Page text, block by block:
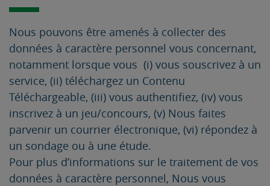
Nous pouvons être amenés à collecter des
données à caractère personnel vous concernant,
notamment lorsque vous (i) vous souscrivez à un
service, (ii) téléchargez un Contenu
Téléchargeable, (iii) vous authentifiez, (iv) vous
inscrivez à un jeu/concours, (v) Nous faites
parvenir un courrier électronique, (vi) répondez à
un sondage ou à une étude.
Pour plus d’informations sur le traitement de vos
données à caractère personnel, Nous vous